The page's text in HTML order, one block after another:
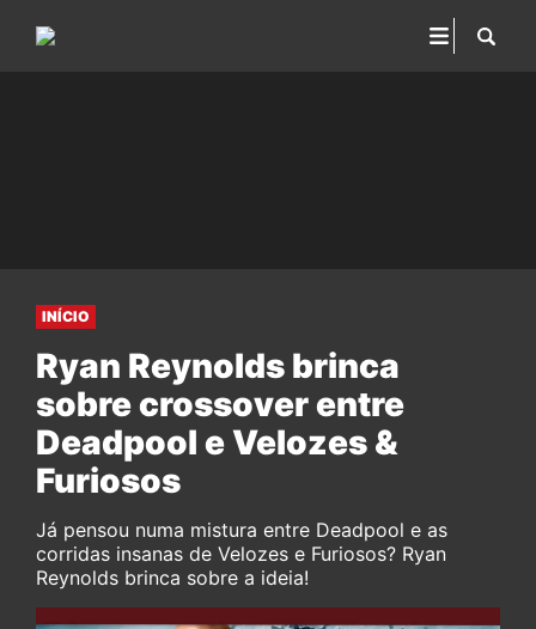
INÍCIO
Ryan Reynolds brinca
sobre crossover entre
Deadpool e Velozes &
Furiosos
Já pensou numa mistura entre Deadpool e as
corridas insanas de Velozes e Furiosos? Ryan
Reynolds brinca sobre a ideia!